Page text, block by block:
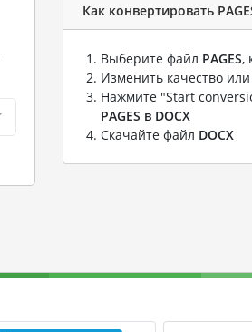
Как конвертировать
Выберите файл PAGES,
Изменить качество
Нажмите "Start
PAGES в DOCX
Скачайте файл DOCX